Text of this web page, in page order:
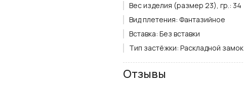
Вес изделия (размер 23), гр.: 34
Вид плетения: Фантазийное
Вставка: Без вставки
Тип застёжки: Раскладной замок
Цвет вставки: нет
Цвет металла:
Отзывы